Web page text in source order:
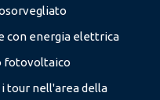
con energia elettrica
fotovoltaico
tour nell'area della